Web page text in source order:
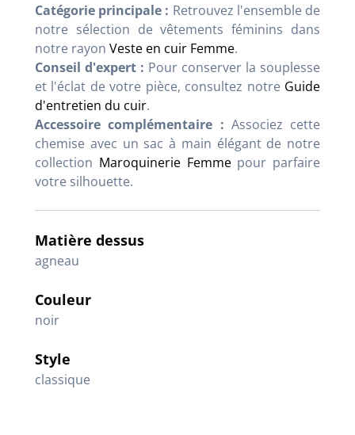
Catégorie principale : Retrouvez l'ensemble de
notre sélection de vêtements féminins dans
notre rayon Veste en cuir Femme.
Conseil d'expert : Pour conserver la souplesse
et l'éclat de votre pièce, consultez notre Guide
d'entretien du cuir.
Accessoire complémentaire : Associez cette
chemise avec un sac à main élégant de notre
collection Maroquinerie Femmepour parfaire
votre silhouette.
Matière dessus
agneau
Couleur
noir
Style
classique